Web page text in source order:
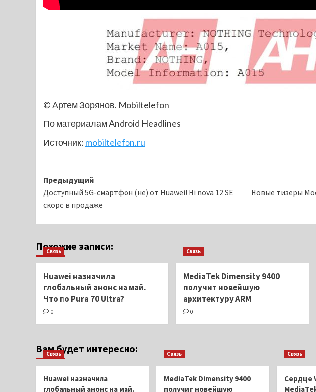
© Артем Зорянов. Mobiltelefon
По материалам Android Headlines
Источник: mobiltelefon.ru
Навигация
записи
Предыдущий
Доступный 5G-смартфон (не) от Huawei! Hi nova 12 SE
скоро в продаже
Новые тизеры
Похожие записи:
Связь
Huawei назначила
глобальный анонс на май.
Что по Pura 70 Ultra?
0
Связь
MediaTek Dimensity 9400
получит новейшую
архитектуру ARM
0
Вам будет интересно:
Связь
Huawei назначила
глобальный анонс на май.
Связь
MediaTek Dimensity 9400
получит новейшую
Связь
Сердце